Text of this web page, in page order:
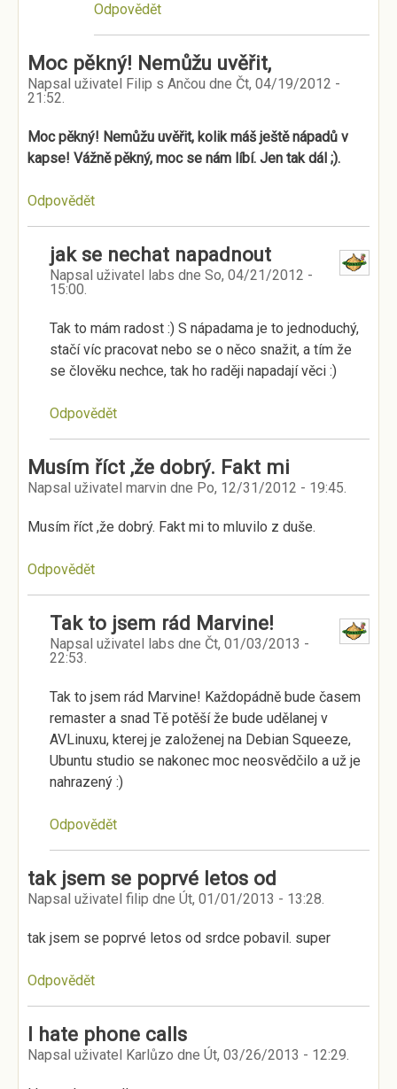
Odpovědět
Moc pěkný! Nemůžu uvěřit,
Napsal uživatel Filip s Ančou dne Čt, 04/19/2012 -
21:52.
Moc pěkný! Nemůžu uvěřit, kolik máš ještě nápadů v
kapse! Vážně pěkný, moc se nám líbí. Jen tak dál ;).
Odpovědět
jak se nechat napadnout
Napsal uživatel labs dne So, 04/21/2012 -
15:00.
Tak to mám radost :) S nápadama je to jednoduchý,
stačí víc pracovat nebo se o něco snažit, a tím že
se člověku nechce, tak ho raději napadají věci :)
Odpovědět
Musím říct ,že dobrý. Fakt mi
Napsal uživatel marvin dne Po, 12/31/2012 - 19:45.
Musím říct ,že dobrý. Fakt mi to mluvilo z duše.
Odpovědět
Tak to jsem rád Marvine!
Napsal uživatel labs dne Čt, 01/03/2013 -
22:53.
Tak to jsem rád Marvine! Každopádně bude časem
remaster a snad Tě potěší že bude udělanej v
AVLinuxu, kterej je založenej na Debian Squeeze,
Ubuntu studio se nakonec moc neosvědčilo a už je
nahrazený :)
Odpovědět
tak jsem se poprvé letos od
Napsal uživatel filip dne Út, 01/01/2013 - 13:28.
tak jsem se poprvé letos od srdce pobavil. super
Odpovědět
I hate phone calls
Napsal uživatel Karlůzo dne Út, 03/26/2013 - 12:29.